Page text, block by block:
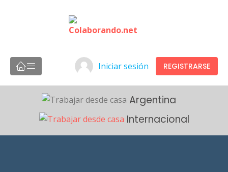
Iniciar sesión REGISTRARSE
Argentina
Internacional